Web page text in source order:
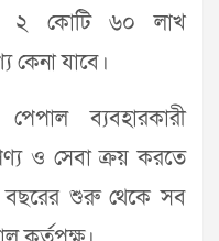
২ কোটি ৬০ লাখ
কেনা যাবে।
ব্যবহারকারী
ও সেবা ক্রয় করতে
বছরের শুরু থেকে সব